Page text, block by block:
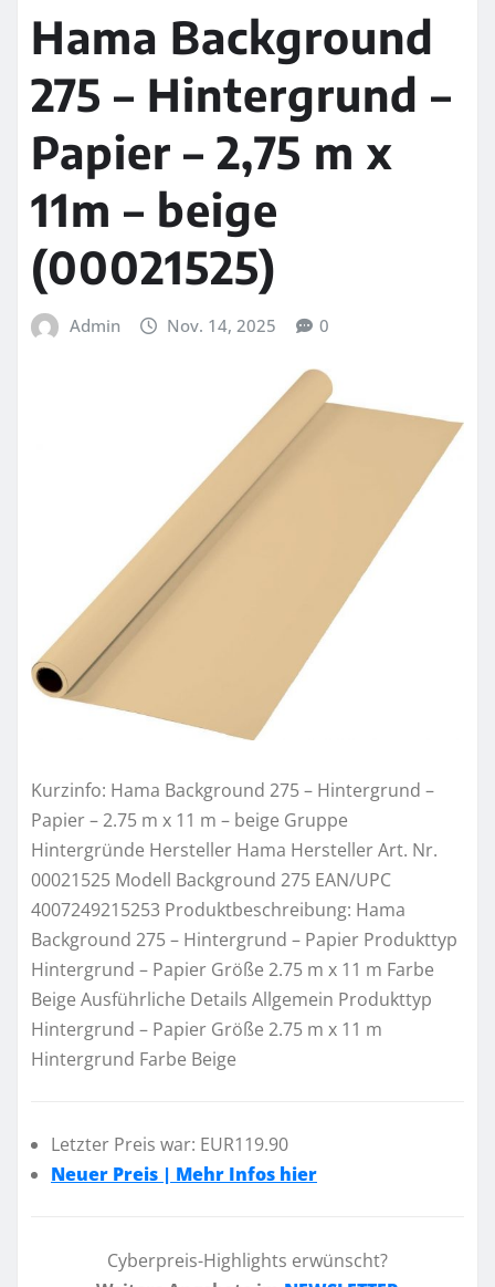
Hama Background
275 – Hintergrund –
Papier – 2,75 m x
11m – beige
(00021525)
Admin Nov. 14, 2025 0
Kurzinfo: Hama Background 275 – Hintergrund –
Papier – 2.75 m x 11 m – beige Gruppe
Hintergründe Hersteller Hama Hersteller Art. Nr.
00021525 Modell Background 275 EAN/UPC
4007249215253 Produktbeschreibung: Hama
Background 275 – Hintergrund – Papier Produkttyp
Hintergrund – Papier Größe 2.75 m x 11 m Farbe
Beige Ausführliche Details Allgemein Produkttyp
Hintergrund – Papier Größe 2.75 m x 11 m
Hintergrund Farbe Beige
Letzter Preis war: EUR119.90
Neuer Preis | Mehr Infos hier
Cyberpreis-Highlights erwünscht?